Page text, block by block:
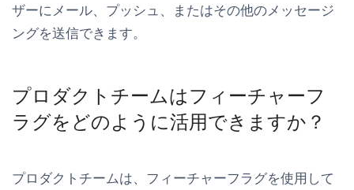
ザーにメール、プッシュ、またはその他のメッセージ
ングを送信できます。
プロダクトチームはフィーチャーフ
ラグをどのように活用できますか？
プロダクトチームは、フィーチャーフラグを使用して